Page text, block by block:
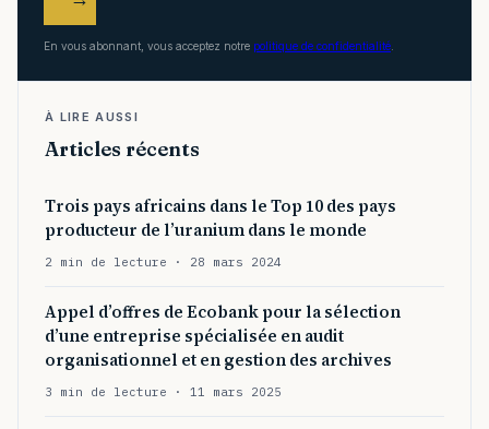
En vous abonnant, vous acceptez notre politique de confidentialité
À LIRE AUSSI
Articles récents
Trois pays africains dans le Top 10 des pays
producteur de l’uranium dans le monde
2 min de lecture · 28 mars 2024
Appel d’offres de Ecobank pour la sélection
d’une entreprise spécialisée en audit
organisationnel et en gestion des archives
3 min de lecture · 11 mars 2025